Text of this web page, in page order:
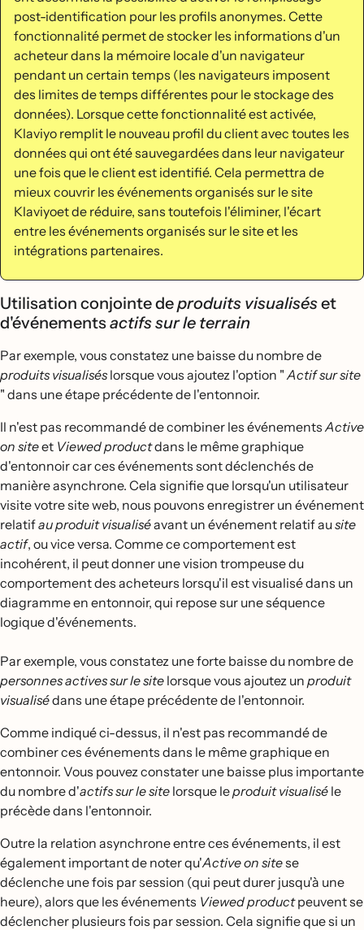
post-identification pour les profils anonymes. Cette
fonctionnalité permet de stocker les informations d'un
acheteur dans la mémoire locale d'un navigateur
pendant un certain temps (les navigateurs imposent
des limites de temps différentes pour le stockage des
données). Lorsque cette fonctionnalité est activée,
Klaviyo remplit le nouveau profil du client avec toutes les
données qui ont été sauvegardées dans leur navigateur
une fois que le client est identifié. Cela permettra de
mieux couvrir les événements organisés sur le site
Klaviyoet de réduire, sans toutefois l'éliminer, l'écart
entre les événements organisés sur le site et les
intégrations partenaires.
Utilisation conjointe deproduits visualiséset
d'événementsactifs sur le terrain
Par exemple, vous constatez une baisse du nombre de
produits visualiséslorsque vous ajoutez l'option " Actif sur site
" dans une étape précédente de l'entonnoir.
Il n'est pas recommandé de combiner les événements Active
on siteet Viewed productdans le même graphique
d'entonnoir car ces événements sont déclenchés de
manière asynchrone. Cela signifie que lorsqu'un utilisateur
visite votre site web, nous pouvons enregistrer un événement
relatifau produit visualiséavant un événement relatif ausite
actif, ou vice versa. Comme ce comportement est
incohérent, il peut donner une vision trompeuse du
comportement des acheteurs lorsqu'il est visualisé dans un
diagramme en entonnoir, qui repose sur une séquence
logique d'événements.
Par exemple, vous constatez une forte baisse du nombre de
personnes actives sur le site lorsque vous ajoutez un produit
visualisédans une étape précédente de l'entonnoir.
Comme indiqué ci-dessus, il n'est pas recommandé de
combiner ces événements dans le même graphique en
entonnoir. Vous pouvez constater une baisse plus importante
du nombre d'actifs sur le site lorsque leproduit visualisé le
précède dans l'entonnoir.
Outre la relation asynchrone entre ces événements, il est
également important de noter qu'Active on sitese
déclenche une fois par session (qui peut durer jusqu'à une
heure), alors que les événements Viewed productpeuvent se
déclencher plusieurs fois par session. Cela signifie que si un